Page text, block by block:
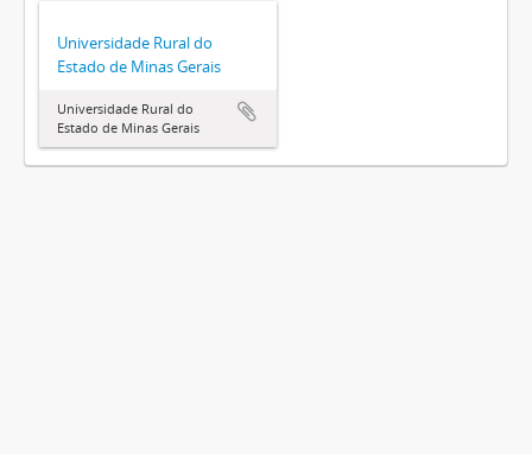
Universidade Rural do
Estado de Minas Gerais
Universidade Rural do
Estado de Minas Gerais